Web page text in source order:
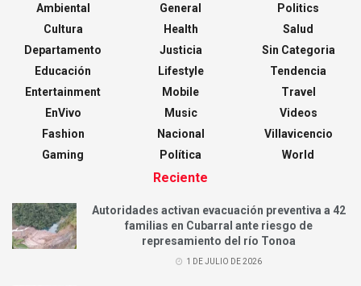
Ambiental
Cultura
Departamento
Educación
Entertainment
EnVivo
Fashion
Gaming
General
Health
Justicia
Lifestyle
Mobile
Music
Nacional
Política
Politics
Salud
Sin Categoria
Tendencia
Travel
Videos
Villavicencio
World
Reciente
Autoridades activan evacuación preventiva a 42
familias en Cubarral ante riesgo de
represamiento del río Tonoa
1 DE JULIO DE 2026